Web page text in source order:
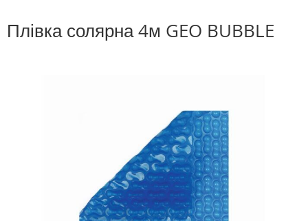
Плівка солярна 4м GEO BUBBLE